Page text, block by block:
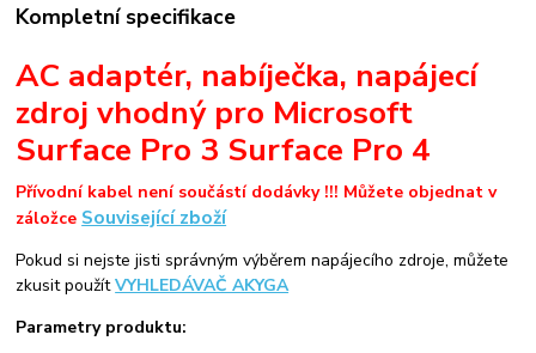
Kompletní specifikace
AC adaptér, nabíječka, napájecí
zdroj vhodný pro Microsoft
Surface Pro 3 Surface Pro 4
Přívodní kabel není součástí dodávky !!! Můžete objednat v
záložce Související zboží
Pokud si nejste jisti správným výběrem napájecího zdroje, můžete
zkusit použítVYHLEDÁVAČ AKYGA
Parametry produktu: